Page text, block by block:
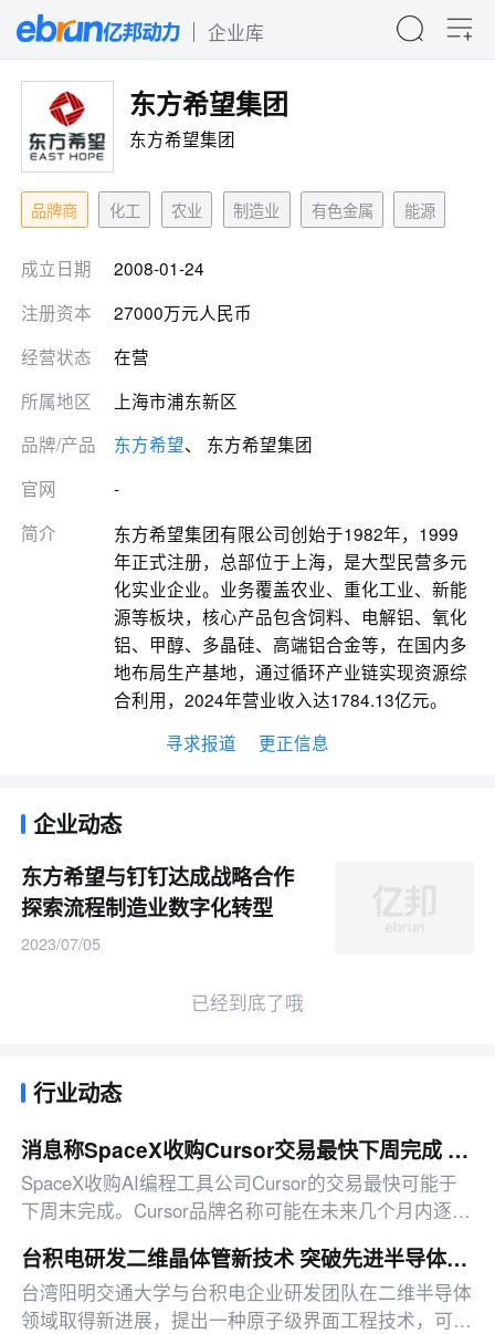
企业库
东方希望集团
东方希望集团
品牌商 化工 农业 制造业 有色金属 能源
成立日期
2008-01-24
注册资本
27000万元人民币
经营状态
在营
所属地区
上海市浦东新区
品牌/产品
东方希望、 东方希望集团
官网
-
简介
东方希望集团有限公司创始于1982年，1999
年正式注册，总部位于上海，是大型民营多元
化实业企业。业务覆盖农业、重化工业、新能
源等板块，核心产品包含饲料、电解铝、氧化
铝、甲醇、多晶硅、高端铝合金等，在国内多
地布局生产基地，通过循环产业链实现资源综
合利用，2024年营业收入达1784.13亿元。
寻求报道
更正信息
企业动态
东方希望与钉钉达成战略合作
探索流程制造业数字化转型
2023/07/05
已经到底了哦
行业动态
消息称SpaceX收购Cursor交易最快下周完成 新产品或启用Grok品牌
SpaceX收购AI编程工具公司Cursor的交易最快可能于
下周末完成。Cursor品牌名称可能在未来几个月内逐步
台积电研发二维晶体管新技术 突破先进半导体材料界面瓶颈
台湾阳明交通大学与台积电企业研发团队在二维半导体
领域取得新进展，提出一种原子级界面工程技术，可在